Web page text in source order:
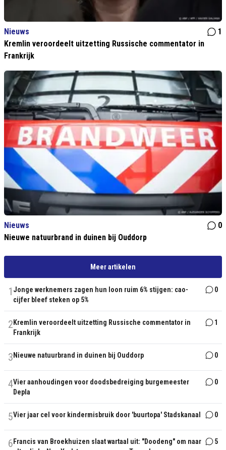
Nieuws
1
Kremlin veroordeelt uitzetting Russische commentator in
Frankrijk
Nieuws
0
Nieuwe natuurbrand in duinen bij Ouddorp
Meer artikelen
1 Jonge werknemers zagen hun loon ruim 6% stijgen: cao-
cijfer bleef steken op 5%
0
2 Kremlin veroordeelt uitzetting Russische commentator in
Frankrijk
1
3 Nieuwe natuurbrand in duinen bij Ouddorp 0
4Vier aanhoudingen voor doodsbedreiging burgemeester
Depla
0
5Vier jaar cel voor kindermisbruik door 'buurtopa' Stadskanaal 0
6 Francis van Broekhuizen slaat wartaal uit: "Doodeng" om naar
5